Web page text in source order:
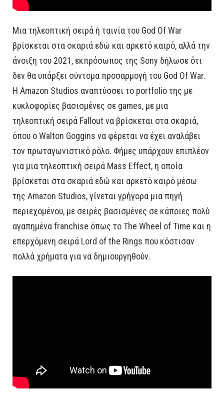
Μια τηλεοπτική σειρά ή ταινία του God Of War
βρίσκεται στα σκαριά εδώ και αρκετό καιρό, αλλά την
άνοιξη του 2021, εκπρόσωπος της Sony δήλωσε ότι
δεν θα υπάρξει σύντομα προσαρμογή του God Of War.
Η Amazon Studios αναπτύσσει το portfolio της με
κυκλοφορίες βασισμένες σε games, με μια
τηλεοπτική σειρά Fallout να βρίσκεται στα σκαριά,
όπου ο Walton Goggins να φέρεται να έχει αναλάβει
τον πρωταγωνιστικό ρόλο. Φήμες υπάρχουν επιπλέον
για μια τηλεοπτική σειρά Mass Effect, η οποία
βρίσκεται στα σκαριά εδώ και αρκετό καιρό μέσω
της Amazon Studios, γίνεται γρήγορα μια πηγή
περιεχομένου, με σειρές βασισμένες σε κάποιες πολύ
αγαπημένα franchise όπως το The Wheel of Time και η
επερχόμενη σειρά Lord of the Rings που κόστισαν
πολλά χρήματα για να δημιουργηθούν.